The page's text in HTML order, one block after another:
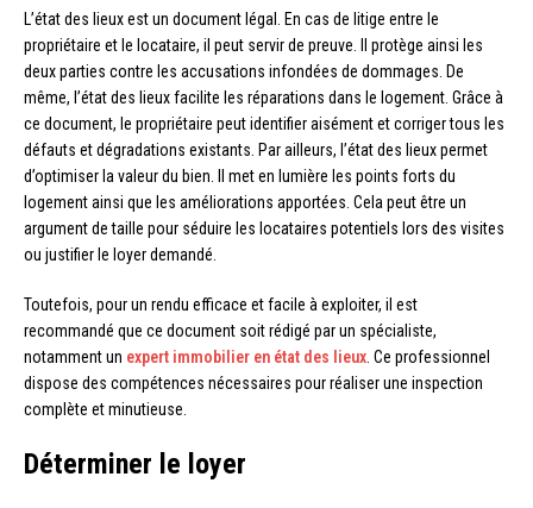
L’état des lieux est un document légal. En cas de litige entre le
propriétaire et le locataire, il peut servir de preuve. Il protège ainsi les
deux parties contre les accusations infondées de dommages. De
même, l’état des lieux facilite les réparations dans le logement. Grâce à
ce document, le propriétaire peut identifier aisément et corriger tous les
défauts et dégradations existants. Par ailleurs, l’état des lieux permet
d’optimiser la valeur du bien. Il met en lumière les points forts du
logement ainsi que les améliorations apportées. Cela peut être un
argument de taille pour séduire les locataires potentiels lors des visites
ou justifier le loyer demandé.
Toutefois, pour un rendu efficace et facile à exploiter, il est
recommandé que ce document soit rédigé par un spécialiste,
notamment un expert immobilier en état des lieux . Ce professionnel
dispose des compétences nécessaires pour réaliser une inspection
complète et minutieuse.
Déterminer le loyer